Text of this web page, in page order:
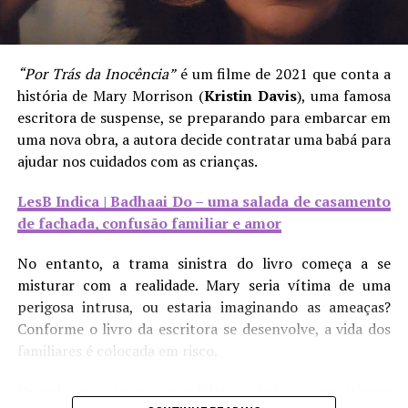
Monica Teixeira
Monica Teixeira é pedagoga e muito apaixonada pelo universo
literário. Amante de séries de médico, viciada em tudo que
envolve super-heróis e não perde um episódio de Legends Of
Tomorrow. Ela vive na Cidade Maravilhosa, Rio de Janeiro.
para que pequenas violências sejam cometidas umas
contra as outras, mesmo que de forma velada.
LesB Saúde | A solidão de mulheres sáficas
Consequentemente, isso deixa explícito o quanto essa
competitividade é um empecilho para o fortalecimento
de nós, mulheres LGBTQIA+, tanto de forma coletiva
acolhimento umas com as outras e, enquanto grupo,
politicamente falando. Afastar-nos desse lugar de afeto
que merecemos reforça as ações estereotipadas que nos
agridem. Desse modo, é importante reforçar a
importância de não reproduzir essas atitudes que
influenciam nossa saúde mental, para, assim, gerar
acolhimento de todas as formas enquanto comunidade.
“Por Trás da Inocência”é um filme de 2021 que conta a
história de Mary Morrison (Kristin Davis), uma famosa
escritora de suspense, se preparando para embarcar em
uma nova obra, a autora decide contratar uma babá para
ajudar nos cuidados com as crianças.
LesB Indica | Badhaai Do – uma salada de casamento
de fachada, confusão familiar e amor
No entanto, a trama sinistra do livro começa a se
misturar com a realidade. Mary seria vítima de uma
perigosa intrusa, ou estaria imaginando as ameaças?
Conforme o livro da escritora se desenvolve, a vida dos
familiares é colocada em risco.